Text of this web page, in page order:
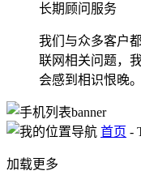
长期顾问服务
我们与众多客户
联网相关问题，
会感到相识恨晚。
首页 -
加载更多